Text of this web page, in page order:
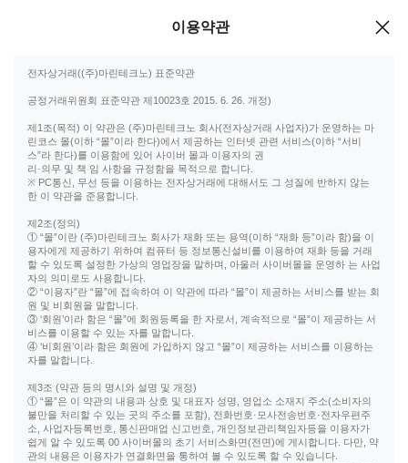
이용약관
전자상거래((주)마린테크노) 표준약관
공정거래위원회 표준약관 제10023호 2015. 6. 26. 개정)
제1조(목적) 이 약관은 (주)마린테크노 회사(전자상거래 사업자)가 운영하는 마
린코스 몰(이하 “몰”이라 한다)에서 제공하는 인터넷 관련 서비스(이하 “서비
스”라 한다)를 이용함에 있어 사이버 몰과 이용자의 권
리·의무 및 책 임 사항을 규정함을 목적으로 합니다.
※ PC통신, 무선 등을 이용하는 전자상거래에 대해서도 그 성질에 반하지 않는
한 이 약관을 준용합니다.
제2조(정의)
① “몰”이란 (주)마린테크노 회사가 재화 또는 용역(이하 “재화 등”이라 함)을 이
용자에게 제공하기 위하여 컴퓨터 등 정보통신설비를 이용하여 재화 등을 거래
할 수 있도록 설정한 가상의 영업장을 말하며, 아울러 사이버몰을 운영하 는 사업
자의 의미로도 사용합니다.
② “이용자”란 “몰”에 접속하여 이 약관에 따라 “몰”이 제공하는 서비스를 받는 회
원 및 비회원을 말합니다.
③ ‘회원’이라 함은 “몰”에 회원등록을 한 자로서, 계속적으로 “몰”이 제공하는 서
비스를 이용할 수 있는 자를 말합니다.
④ ‘비회원’이라 함은 회원에 가입하지 않고 “몰”이 제공하는 서비스를 이용하는
자를 말합니다.
제3조 (약관 등의 명시와 설명 및 개정)
① “몰”은 이 약관의 내용과 상호 및 대표자 성명, 영업소 소재지 주소(소비자의
불만을 처리할 수 있는 곳의 주소를 포함), 전화번호·모사전송번호·전자우편주
소, 사업자등록번호, 통신판매업 신고번호, 개인정보관리책임자등을 이용자가
쉽게 알 수 있도록 00 사이버몰의 초기 서비스화면(전면)에 게시합니다. 다만, 약
관의 내용은 이용자가 연결화면을 통하여 볼 수 있도록 할 수 있습니다.